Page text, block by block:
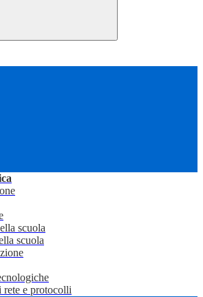
scuola
scuola
e protocolli